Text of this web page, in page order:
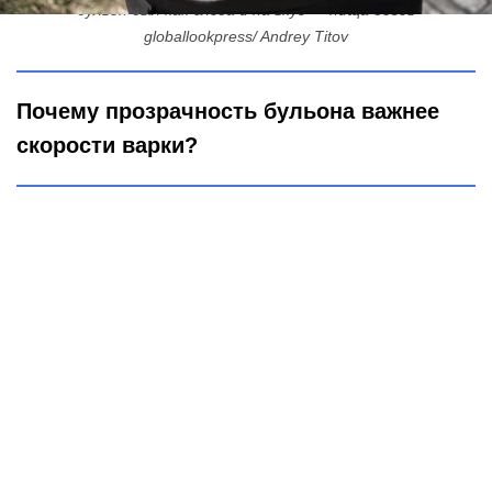
бульон был как слеза и на вкус — пища богов
globallookpress/ Andrey Titov
Почему прозрачность бульона важнее
скорости варки?